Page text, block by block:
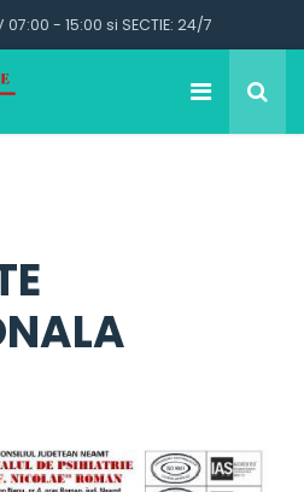
07:00 - 15:00 si SECTIE: 24/7